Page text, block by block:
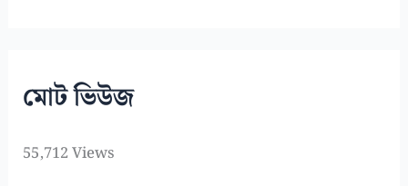
মোট ভিউজ
55,712 Views